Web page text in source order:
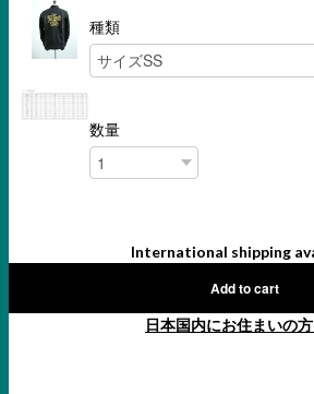
種類
数量
International shipping
Add to cart
日本国内にお住まいの